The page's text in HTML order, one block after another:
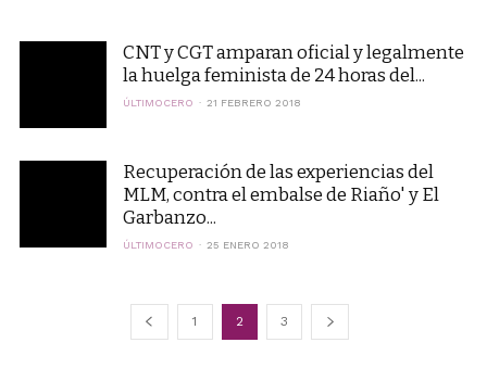
CNT y CGT amparan oficial y legalmente
la huelga feminista de 24 horas del...
ÚLTIMOCERO 21 FEBRERO 2018
Recuperación de las experiencias del
MLM, contra el embalse de Riaño' y El
Garbanzo...
ÚLTIMOCERO 25 ENERO 2018
1 2 3